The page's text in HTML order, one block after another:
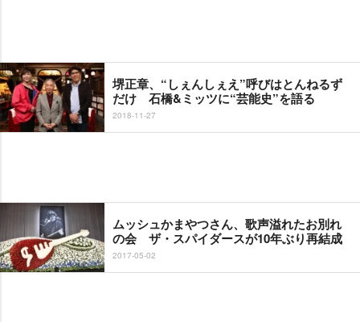
堺正章、“しぇんしぇえ”呼びはとんねるず
だけ 石橋&ミッツに“芸能史”を語る
2018-11-27
ムッシュかまやつさん、歌声溢れたお別れ
の会 ザ・スパイダースが10年ぶり再結成
2017-05-02